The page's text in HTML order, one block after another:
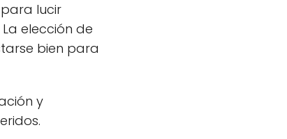
lucir
elección de
bien para
y